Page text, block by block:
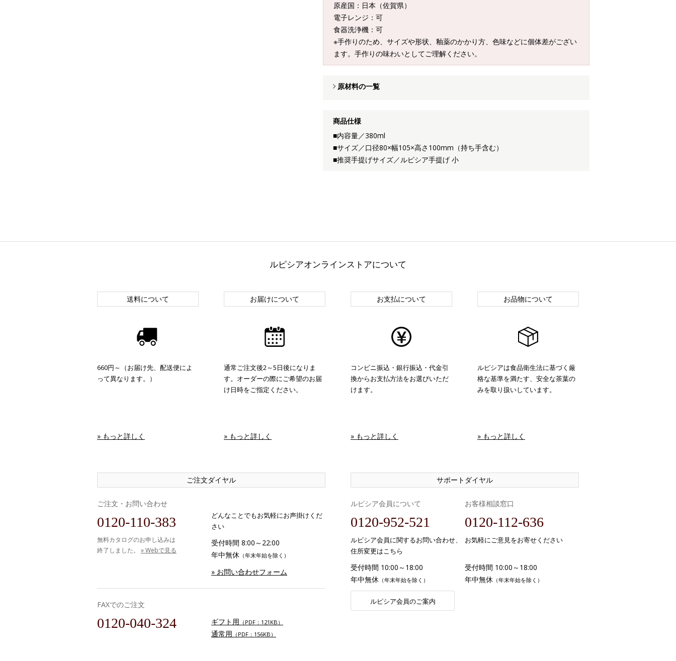
原産国：日本（佐賀県）
電子レンジ：可
食器洗浄機：可
※手作りのため、サイズや形状、釉薬のかかり方、色味などに個体差がござい
ます。手作りの味わいとしてご理解ください。
原材料の一覧
商品仕様
■内容量／380ml
■サイズ／口径80×幅105×高さ100mm（持ち手含む）
■推奨手提げサイズ／ルピシア手提げ 小
ルピシアオンラインストアについて
送料について
660円～（お届け先、配送便によ
って異なります。）
» もっと詳しく
お届けについて
通常ご注文後2～5日後になりま
す。オーダーの際にご希望のお届
け日時をご指定ください。
» もっと詳しく
お支払について
コンビニ振込・銀行振込・代金引
換からお支払方法をお選びいただ
けます。
» もっと詳しく
お品物について
ルピシアは食品衛生法に基づく厳
格な基準を満たす、安全な茶葉の
みを取り扱いしています。
» もっと詳しく
ご注文ダイヤル
ご注文・お問い合わせ
0120-110-383
無料カタログのお申し込みは
終了しました。 » Webで見る
どんなことでもお気軽にお声掛けくだ
さい
受付時間 8:00～22:00
年中無休 （年末年始を除く）
» お問い合わせフォーム
FAXでのご注文
0120-040-324 ギフト用 （PDF：121KB）
通常用 （PDF：156KB）
サポートダイヤル
ルピシア会員について
0120-952-521
ルピシア会員に関するお問い合わせ、
住所変更はこちら
受付時間 10:00～18:00
年中無休 （年末年始を除く）
ルピシア会員のご案内
お客様相談窓口
0120-112-636
お気軽にご意見をお寄せください
受付時間 10:00～18:00
年中無休 （年末年始を除く）